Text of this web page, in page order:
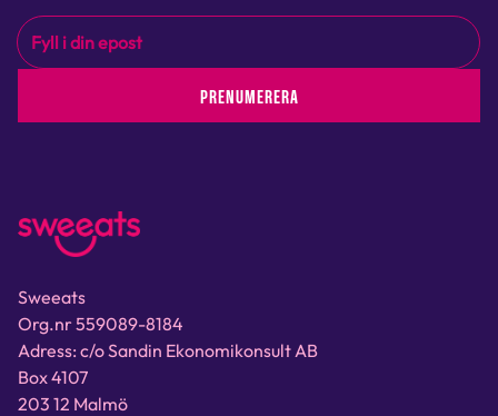
PRENUMERERA
Sweeats
Org.nr 559089-8184
Adress: c/o Sandin Ekonomikonsult AB
Box 4107
203 12 Malmö